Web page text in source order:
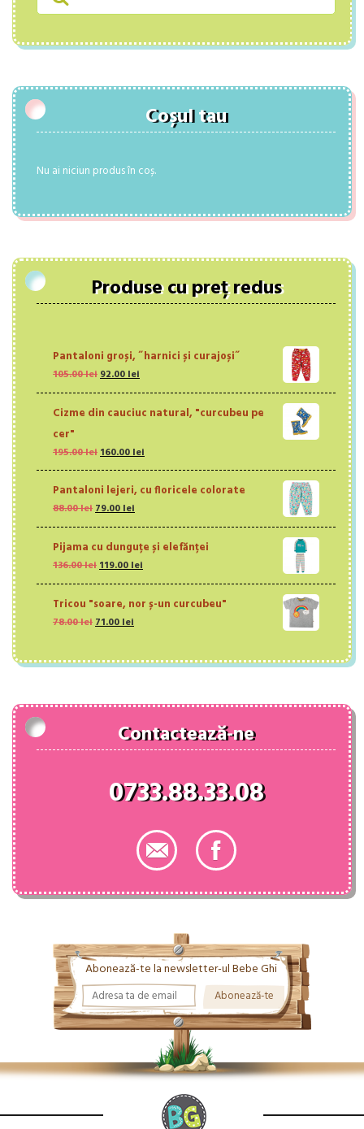
Coșul tau
Nu ai niciun produs în coș.
Produse cu preț redus
Pantaloni groși, ˝harnici și curajoși˝
105.00lei Prețul
fost:
92.00lei
92.00 lei.
Cizme din cauciuc natural, "curcubeu pe
cer"
195.00lei Prețul
inițial
fost:
195.00 lei.
160.00lei
curent
160.00 lei.
Pantaloni lejeri, cu floricele colorate
88.00lei Prețul
fost:
88.00 lei.
79.00lei
79.00 lei.
Pijama cu dunguțe și elefănței
136.00lei Prețul
fost:
136.00 lei.
119.00lei
119.00 lei.
Tricou "soare, nor ș-un curcubeu"
78.00lei Prețul
fost:
71.00lei
71.00 lei.
Contactează-ne
0733.88.33.08
Abonează-te la newsletter-ul Bebe Ghi